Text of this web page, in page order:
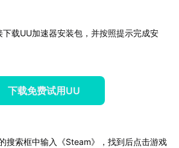
载UU加速器安装包，并按照提示完成安
下载免费试用UU
搜索框中输入《Steam》，找到后点击游戏